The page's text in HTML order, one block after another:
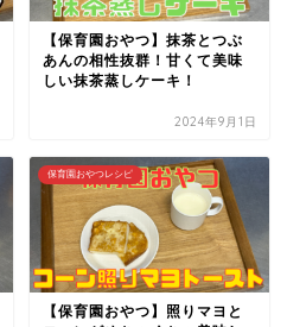
【保育園おやつ】抹茶とつぶ
あんの相性抜群！甘くて美味
しい抹茶蒸しケーキ！
2024年9月1日
保育園おやつレシピ
【保育園おやつ】照りマヨと